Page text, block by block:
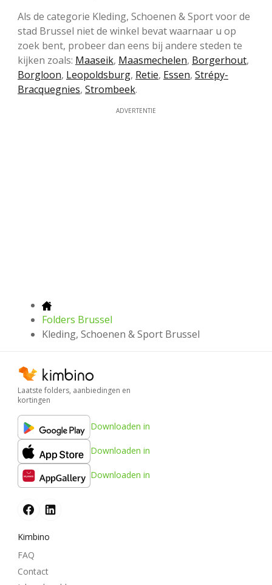
Als de categorie Kleding, Schoenen & Sport voor de
stad Brussel niet de winkel bevat waarnaar u op
zoek bent, probeer dan eens bij andere steden te
kijken zoals: Maaseik, Maasmechelen, Borgerhout,
Borgloon, Leopoldsburg, Retie, Essen, Strépy-
Bracquegnies, Strombeek.
ADVERTENTIE
Folders Brussel
Kleding, Schoenen & Sport Brussel
Laatste folders, aanbiedingen en
kortingen
Downloaden in
Downloaden in
Downloaden in
Kimbino
FAQ
Contact